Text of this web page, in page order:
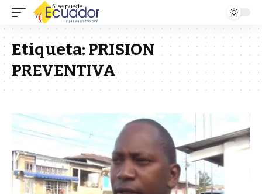
Etiqueta: PRISION
PREVENTIVA